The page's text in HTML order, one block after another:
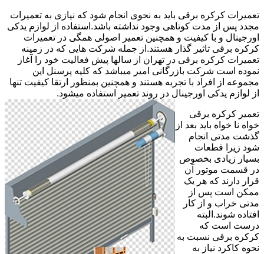
تعمیرات کرکره برقی باید به نحوی انجام شود که نیازی به تعمیرات
مجدد پس از مدت کوتاهی وجود نداشته باشد.استفاده از لوازم یدکی
اورجینال و با کیفیت و همچنین تعمیر اصولی همگی در تعمیرات
کرکره برقی تاثیر گذار هستند.از جمله شرکت هایی که در زمینه
تعمیرات کرکره برقی در تهران از سالها پیش فعالیت خود را آغاز
نموده است شرکت بازرگانی امیر میباشد که کلیه پرسنل این
مجموعه از افراد با تجربه هستند و همچنین بمنظور ارتقا کیفیت تنها
از لوازم یدکی اورجینال در روند تعمیر استفاده میشود.
تعمیر کرکره برقی
خواه نا خواه باید بعد از
گذشت مدتی انجام
شود زیرا قطعات
بسیار زیادی بخصوص
در قسمت موتور آن
قرار دارند که هر یک
ممکن است پس از
مدتی خراب و از کار
افتاده شوند.البته
درست است که
کرکره برقی نسبت به
نحوه کاکرد نیاز به